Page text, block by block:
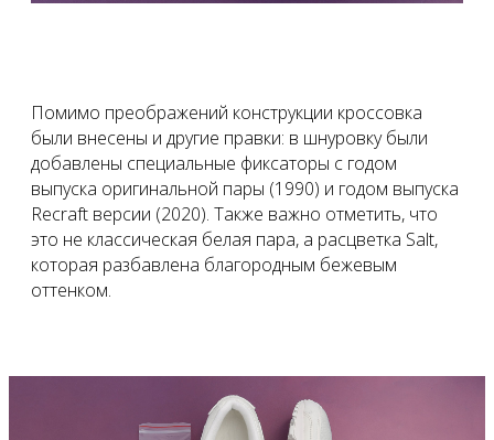
Помимо преображений конструкции кроссовка
были внесены и другие правки: в шнуровку были
добавлены специальные фиксаторы с годом
выпуска оригинальной пары (1990) и годом выпуска
Recraft версии (2020). Также важно отметить, что
это не классическая белая пара, а расцветка Salt,
которая разбавлена благородным бежевым
оттенком.